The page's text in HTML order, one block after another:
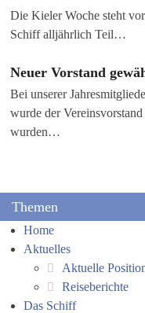
Die Kieler Woche steht
Schiff alljährlich Teil…
Neuer Vorstand
Bei unserer
wurde der
wurden…
Themen
Home
Aktuelles
Aktuelle
Reiseberichte
Das Schiff